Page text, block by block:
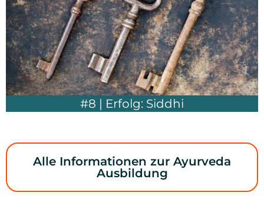
#8 | Erfolg: Siddhi
Alle Informationen zur Ayurveda
Ausbildung